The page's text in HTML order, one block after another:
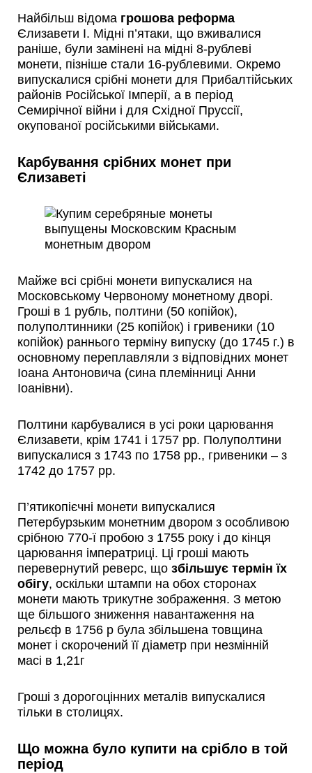
Найбільш відома грошова реформа
Єлизавети I. Мідні п’ятаки, що вживалися
раніше, були замінені на мідні 8-рублеві
монети, пізніше стали 16-рублевими. Окремо
випускалися срібні монети для Прибалтійських
районів Російської Імперії, а в період
Семирічної війни і для Східної Пруссії,
окупованої російськими військами.
Карбування срібних монет при
Єлизаветі
Майже всі срібні монети випускалися на
Московському Червоному монетному дворі.
Гроші в 1 рубль, полтини (50 копійок),
полуполтинники (25 копійок) і гривеники (10
копійок) раннього терміну випуску (до 1745 г.) в
основному переплавляли з відповідних монет
Іоана Антоновича (сина племінниці Анни
Іоанівни).
Полтини карбувалися в усі роки царювання
Єлизавети, крім 1741 і 1757 рр. Полуполтини
випускалися з 1743 по 1758 рр., гривеники – з
1742 до 1757 рр.
П’ятикопієчні монети випускалися
Петербурзьким монетним двором з особливою
срібною 770-ї пробою з 1755 року і до кінця
царювання імператриці. Ці гроші мають
перевернутий реверс, що збільшує термін їх
обігу, оскільки штампи на обох сторонах
монети мають трикутне зображення. З метою
ще більшого зниження навантаження на
рельєф в 1756 р була збільшена товщина
монет і скорочений її діаметр при незмінній
масі в 1,21г
Гроші з дорогоцінних металів випускалися
тільки в столицях.
Що можна було купити на срібло в той
період